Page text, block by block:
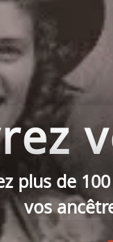
plus de
vos